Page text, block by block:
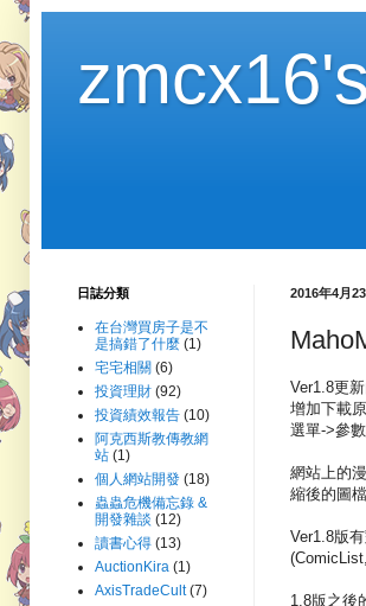
2016年4月
Ver1.8更
增加下載
選單->參
網站上的
縮後的圖檔
Ver1.8版
1.8版之後
日誌分類
在台灣買房子是不
是搞錯了什麼 (1)
宅宅相關 (6)
投資理財 (92)
投資績效報告 (10)
阿克西斯教傳教網
站 (1)
個人網站開發 (18)
蟲蟲危機備忘錄 &
開發雜談 (12)
讀書心得 (13)
AuctionKira (1)
AxisTradeCult (7)